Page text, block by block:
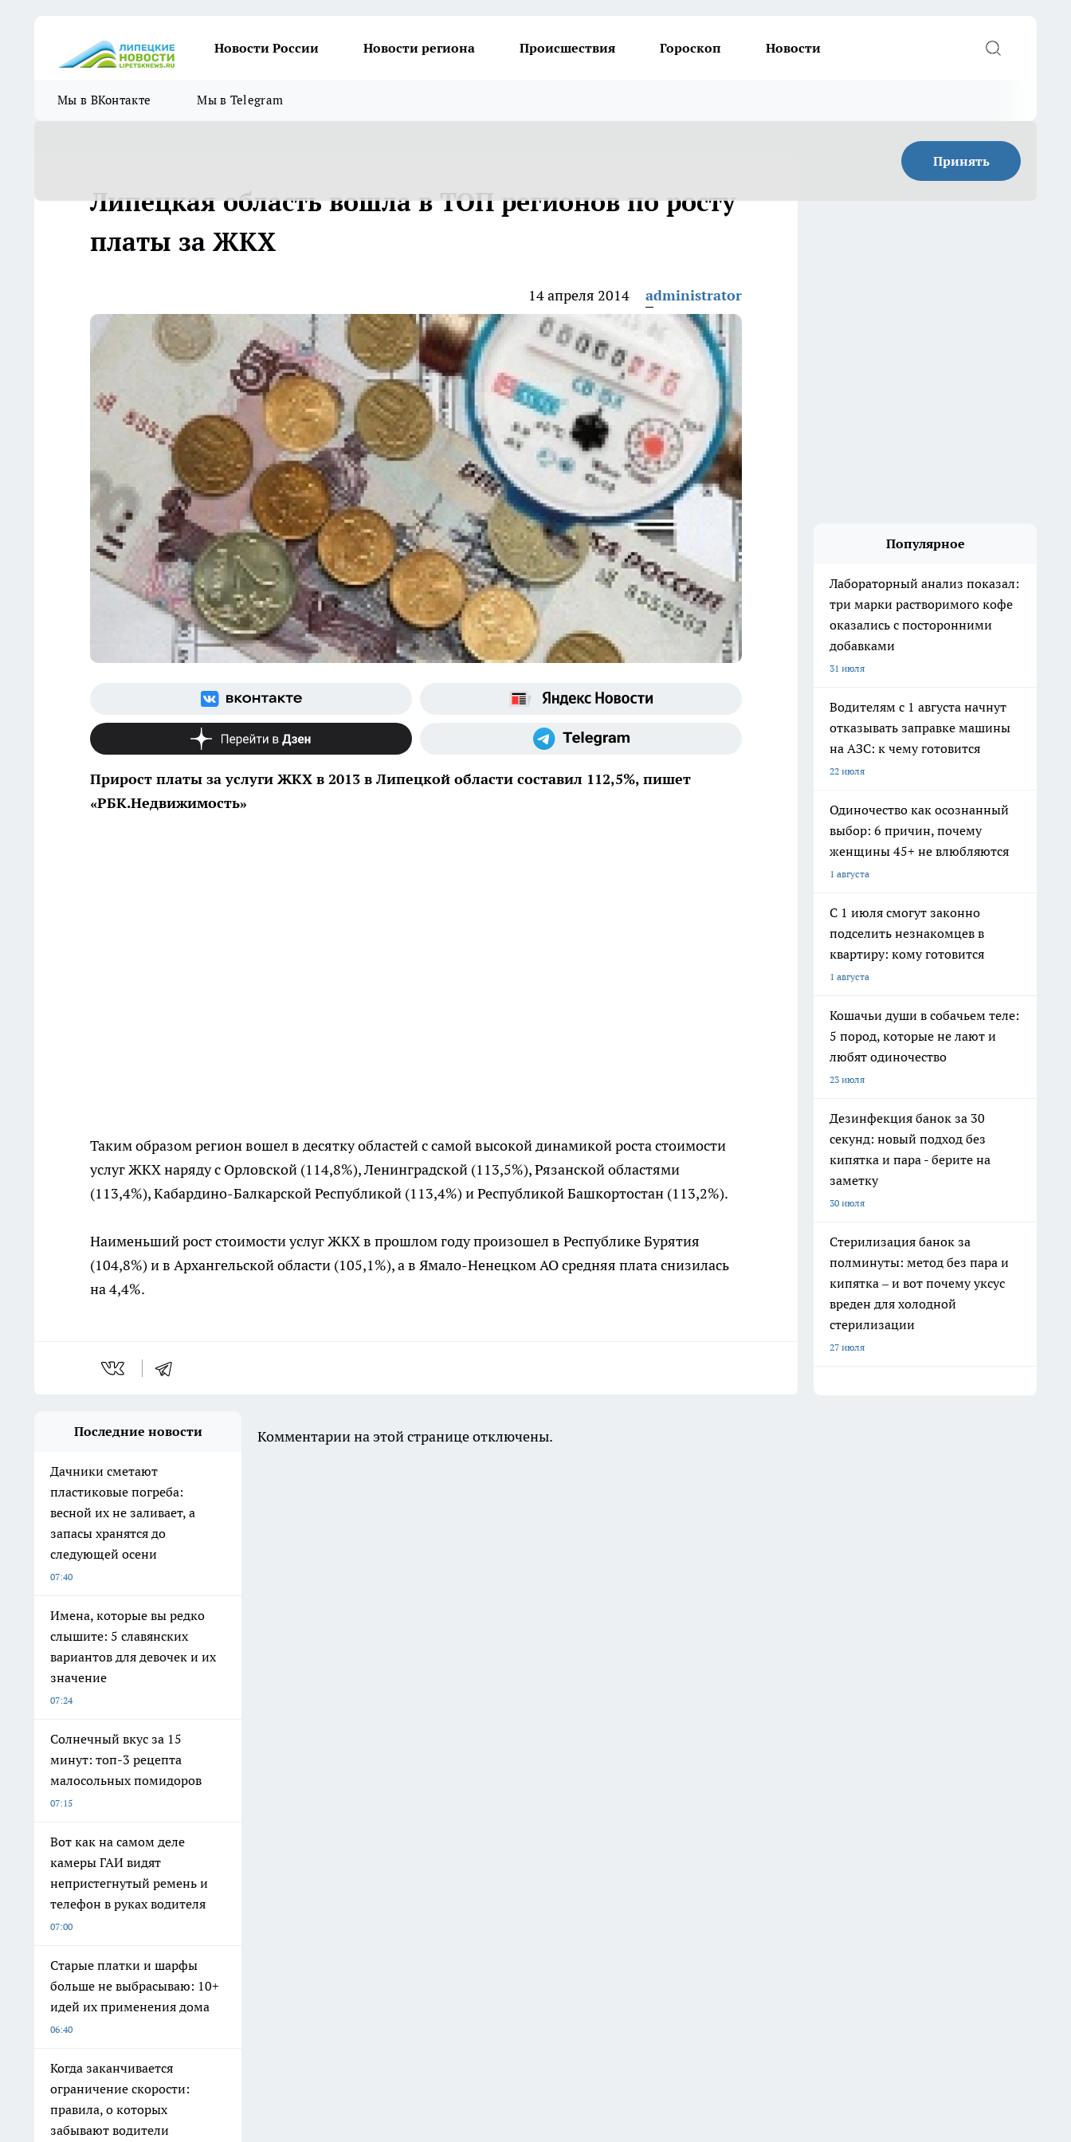
Новости России Новости региона Происшествия Гороскоп Новости
Мы в ВКонтакте Мы в Telegram
Принять
Липецкая область вошла в ТОП регионов по росту
платы за ЖКХ
14 апреля 2014 administrator
Прирост платы за услуги ЖКХ в 2013 в Липецкой области составил 112,5%, пишет
«РБК.Недвижимость»
Таким образом регион вошел в десятку областей с самой высокой динамикой роста стоимости
услуг ЖКХ наряду с Орловской (114,8%), Ленинградской (113,5%), Рязанской областями
(113,4%), Кабардино-Балкарской Республикой (113,4%) и Республикой Башкортостан (113,2%).
Наименьший рост стоимости услуг ЖКХ в прошлом году произошел в Республике Бурятия
(104,8%) и в Архангельской области (105,1%), а в Ямало-Ненецком АО средняя плата снизилась
на 4,4%.
Популярное
Лабораторный анализ показал:
три марки растворимого кофе
оказались с посторонними
добавками
31 июля
Водителям с 1 августа начнут
отказывать заправке машины
на АЗС: к чему готовится
22 июля
Одиночество как осознанный
выбор: 6 причин, почему
женщины 45+ не влюбляются
1 августа
С 1 июля смогут законно
подселить незнакомцев в
квартиру: кому готовится
1 августа
Кошачьи души в собачьем теле:
5 пород, которые не лают и
любят одиночество
23 июля
Дезинфекция банок за 30
секунд: новый подход без
кипятка и пара - берите на
заметку
30 июля
Стерилизация банок за
полминуты: метод без пара и
кипятка – и вот почему уксус
вреден для холодной
стерилизации
27 июля
Последние новости
Дачники сметают
пластиковые погреба:
весной их не заливает, а
запасы хранятся до
следующей осени
07:40
Имена, которые вы редко
слышите: 5 славянских
вариантов для девочек и их
значение
07:24
Солнечный вкус за 15
минут: топ-3 рецепта
малосольных помидоров
07:15
Вот как на самом деле
камеры ГАИ видят
непристегнутый ремень и
телефон в руках водителя
07:00
Старые платки и шарфы
больше не выбрасываю: 10+
идей их применения дома
06:40
Когда заканчивается
ограничение скорости:
правила, о которых
забывают водители
Комментарии на этой странице отключены.